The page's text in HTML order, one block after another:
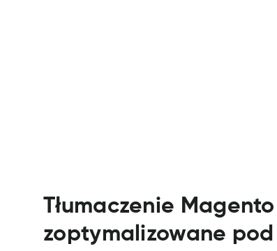
Tłumaczenie
zoptymalizowane pod